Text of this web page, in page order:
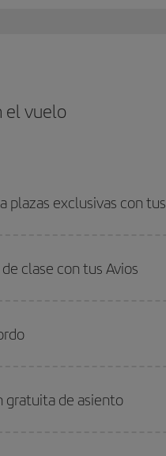
el vuelo
plazas exclusivas con
clase con tus Avios
gratuita de asiento